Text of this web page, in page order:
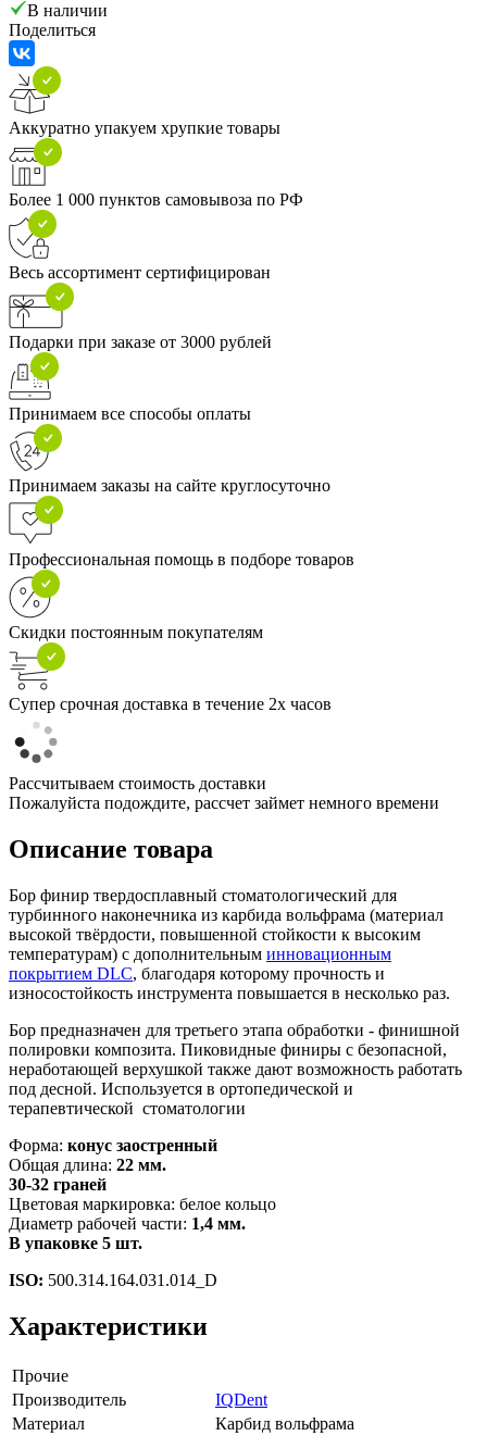
В наличии
Поделиться
Аккуратно упакуем хрупкие товары
Более 1 000 пунктов самовывоза по РФ
Весь ассортимент сертифицирован
Подарки при заказе от 3000 рублей
Принимаем все способы оплаты
Принимаем заказы на сайте круглосуточно
Профессиональная помощь в подборе товаров
Скидки постоянным покупателям
Супер срочная доставка в течение 2х часов
Рассчитываем стоимость доставки
Пожалуйста подождите, рассчет займет немного времени
Описание товара
Бор финир твердосплавный стоматологический для
турбинного наконечника из карбида вольфрама (материал
высокой твёрдости, повышенной стойкости к высоким
температурам) с дополнительным инновационным
покрытием DLC, благодаря которому прочность и
износостойкость инструмента повышается в несколько раз.
Бор предназначен для третьего этапа обработки - финишной
полировки композита. Пиковидные финиры с безопасной,
неработающей верхушкой также дают возможность работать
под десной. Используется в ортопедической и
терапевтической стоматологии
Форма: конус заостренный
Общая длина: 22 мм.
30-32 граней
Цветовая маркировка: белое кольцо
Диаметр рабочей части: 1,4 мм.
В упаковке 5 шт.
ISO: 500.314.164.031.014_D
Характеристики
Прочие
Производитель
IQDent
Материал
Карбид вольфрама